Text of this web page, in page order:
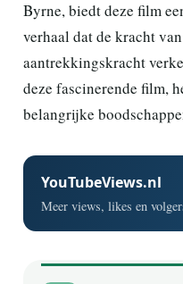
Byrne, biedt deze film
verhaal dat de kracht
aantrekkingskracht
deze fascinerende film,
belangrijke
YouTubeViews.nl
Meer views, likes en